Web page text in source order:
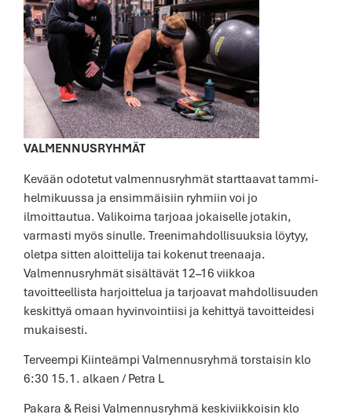
VALMENNUSRYHMÄT
Kevään odotetut valmennusryhmät starttaavat tammi-
helmikuussa ja ensimmäisiin ryhmiin voi jo
ilmoittautua. Valikoima tarjoaa jokaiselle jotakin,
varmasti myös sinulle. Treenimahdollisuuksia löytyy,
oletpa sitten aloittelija tai kokenut treenaaja.
Valmennusryhmät sisältävät 12–16 viikkoa
tavoitteellista harjoittelua ja tarjoavat mahdollisuuden
keskittyä omaan hyvinvointiisi ja kehittyä tavoitteidesi
mukaisesti.
Terveempi Kiinteämpi Valmennusryhmä torstaisin klo
6:30 15.1. alkaen / Petra L
Pakara & Reisi Valmennusryhmä keskiviikkoisin klo